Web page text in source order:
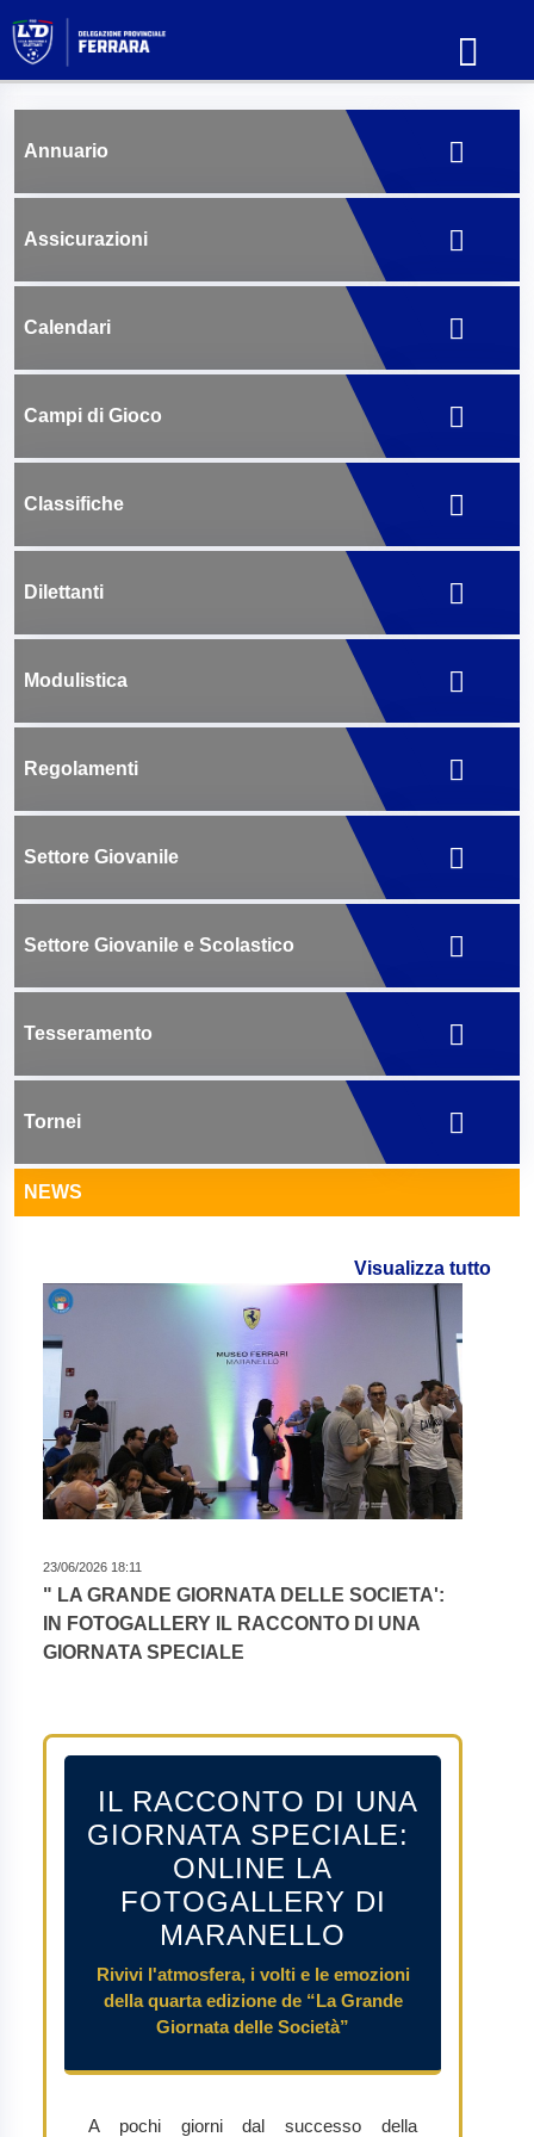
Annuario
Assicurazioni
Calendari
Campi di Gioco
Classifiche
Dilettanti
Modulistica
Regolamenti
Settore Giovanile
Settore Giovanile e Scolastico
Tesseramento
Tornei
NEWS
Visualizza tutto
23/06/2026 18:11
" LA GRANDE GIORNATA DELLE SOCIETA':
IN FOTOGALLERY IL RACCONTO DI UNA
GIORNATA SPECIALE
IL RACCONTO DI UNA
GIORNATA SPECIALE:
ONLINE LA
FOTOGALLERY DI
MARANELLO
Rivivi l'atmosfera, i volti e le emozioni
della quarta edizione de “La Grande
Giornata delle Società”
A pochi giorni dal successo della